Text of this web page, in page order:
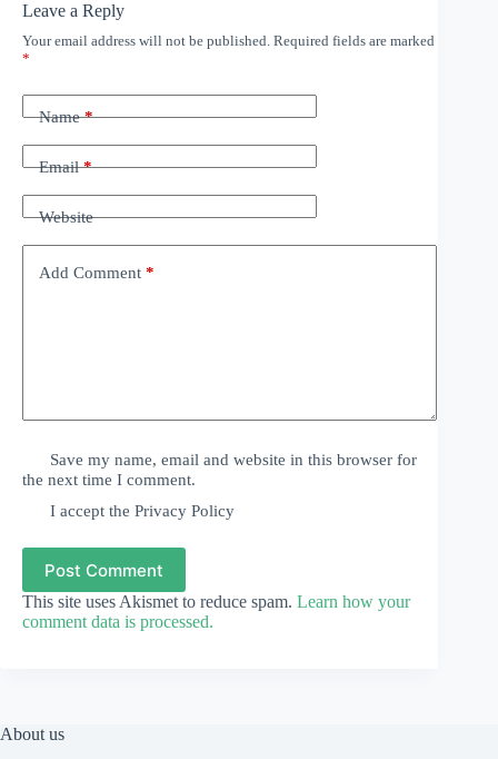
Leave a Reply
Your email address will not be published. Required fields are marked
*
Name*
Email*
Website
Add Comment *
Save my name, email and website in this browser for
the next time I comment.
I accept thePrivacy Policy
Post Comment
This site uses Akismet to reduce spam. Learn how your
comment data is processed.
About us